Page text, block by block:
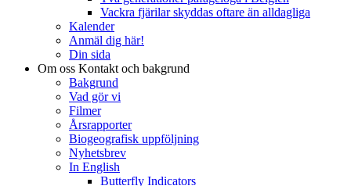
Vackra fjärilar skyddas oftare än alldagliga
Kalender
Anmäl dig här!
Din sida
Om oss Kontakt och bakgrund
Bakgrund
Vad gör vi
Filmer
Årsrapporter
Biogeografisk uppföljning
Nyhetsbrev
In English
Butterfly Indicators